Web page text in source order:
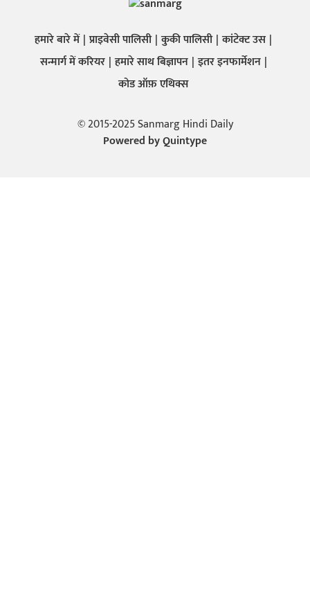
हमारे बारे में प्राइवेसी पालिसी कुकी पालिसी कांटेक्ट उस
सन्मार्ग में करियर हमारे साथ बिज्ञापन इतर इनफार्मेशन
कोड ऑफ़ एथिक्स
© 2015-2025 Sanmarg Hindi Daily
Powered byQuintype